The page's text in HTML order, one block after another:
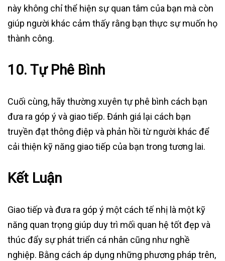
này không chỉ thể hiện sự quan tâm của bạn mà còn
giúp người khác cảm thấy rằng bạn thực sự muốn họ
thành công.
10. Tự Phê Bình
Cuối cùng, hãy thường xuyên tự phê bình cách bạn
đưa ra góp ý và giao tiếp. Đánh giá lại cách bạn
truyền đạt thông điệp và phản hồi từ người khác để
cải thiện kỹ năng giao tiếp của bạn trong tương lai.
Kết Luận
Giao tiếp và đưa ra góp ý một cách tế nhị là một kỹ
năng quan trọng giúp duy trì mối quan hệ tốt đẹp và
thúc đẩy sự phát triển cá nhân cũng như nghề
nghiệp. Bằng cách áp dụng những phương pháp trên,